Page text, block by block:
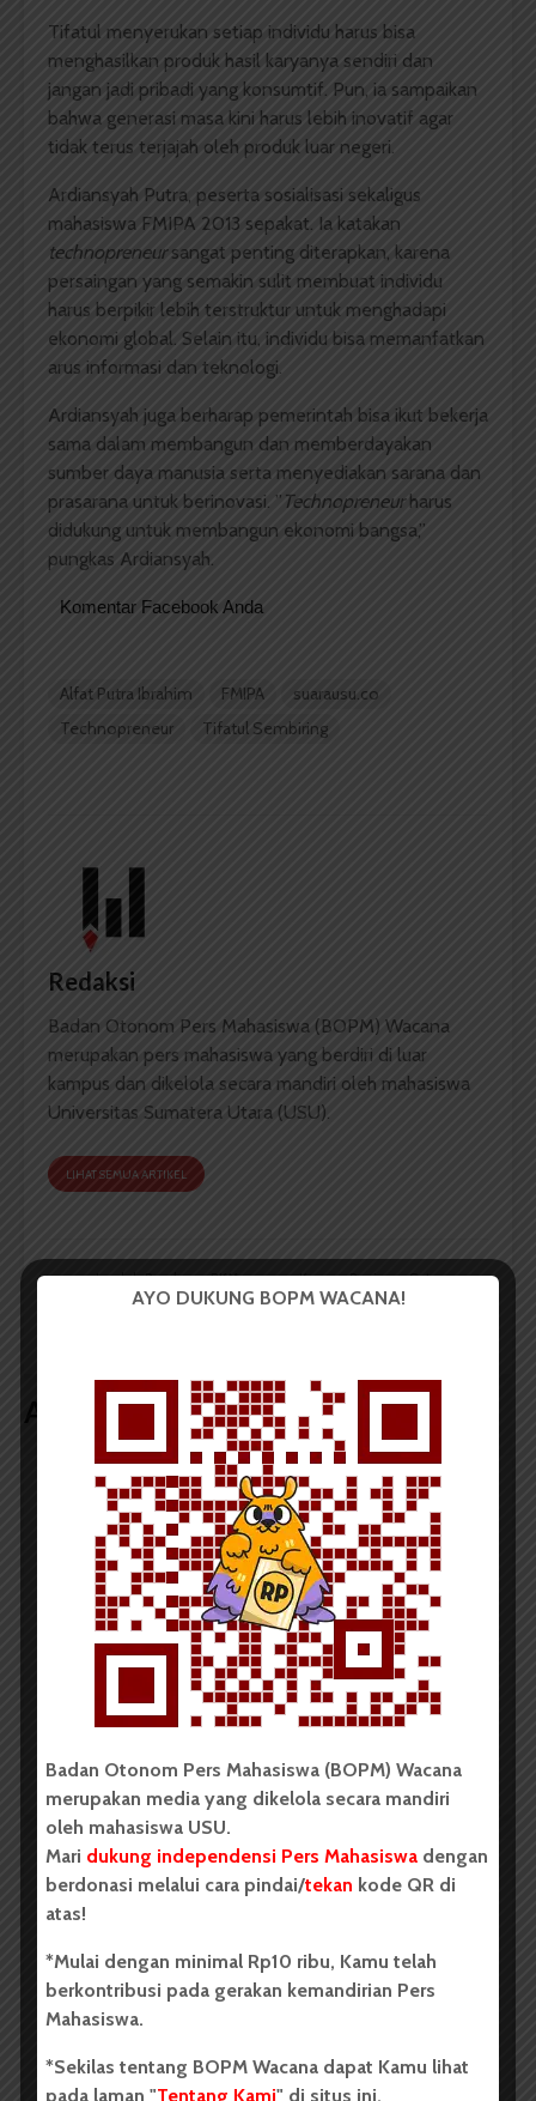
Tifatul menyerukan setiap individu harus bisa
menghasilkan produk hasil karyanya sendiri dan
jangan jadi pribadi yang konsumtif. Pun, ia sampaikan
bahwa generasi masa kini harus lebih inovatif agar
tidak terus terjajah oleh produk luar negeri.
Ardiansyah Putra, peserta sosialisasi sekaligus
mahasiswa FMIPA 2013 sepakat. Ia katakan
technopreneursangat penting diterapkan, karena
persaingan yang semakin sulit membuat individu
harus berpikir lebih terstruktur untuk menghadapi
ekonomi global. Selain itu, individu bisa memanfatkan
arus informasi dan teknologi.
Ardiansyah juga berharap pemerintah bisa ikut bekerja
sama dalam membangun dan memberdayakan
sumber daya manusia serta menyediakan sarana dan
prasarana untuk berinovasi. ” Technopreneur harus
didukung untuk membangun ekonomi bangsa,”
pungkas Ardiansyah.
Komentar Facebook Anda
Alfat Putra Ibrahim FMIPA
suarausu.co
Technopreneur
Tifatul Sembiring
Redaksi
Badan Otonom Pers Mahasiswa (BOPM) Wacana
merupakan pers mahasiswa yang berdiri di luar
kampus dan dikelola secara mandiri oleh mahasiswa
Universitas Sumatera Utara (USU).
LIHAT SEMUA ARTIKEL
Jumlah Pendonor BKM
AR-Rahmah FK
Kurang Penjaga, Satu
Stasiun Sepeda
Artikel terkait lain
BERITA KAMPUS
BPDP Sosialisasikan Lomba Riset
Mahasiswa 2026, Dorong Inovasi
Penelitian dalam Sektor
Perkebunan
Redaksi 2 menit waktu baca
BERITA KAMPUS
USU Raih Juara di Festival Literasi
Sumatra Utara 2026
Dark Mode | Moda Gelap
Oleh: Iyusarah Pakpahan USU, wacana.org – Dua...
AYO DUKUNG BOPM WACANA!
Badan Otonom Pers Mahasiswa (BOPM) Wacana
merupakan media yang dikelola secara mandiri
oleh mahasiswa USU.
Mari dukung independensi Pers Mahasiswa dengan
berdonasi melalui cara pindai/tekan kode QR di
atas!
*Mulai dengan minimal Rp10 ribu, Kamu telah
berkontribusi pada gerakan kemandirian Pers
Mahasiswa.
*Sekilas tentang BOPM Wacana dapat Kamu lihat
pada laman "Tentang Kami" di situs ini.